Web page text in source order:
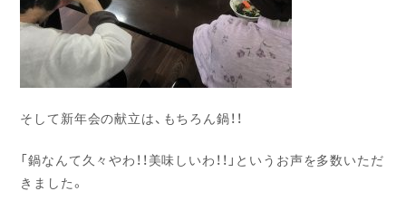
そして新年会の献立は、もちろん鍋！！
「鍋なんて久々やわ！！美味しいわ！！」というお声を多数いただ
きました。